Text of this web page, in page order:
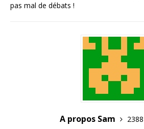
pas mal de débats !
A propos Sam